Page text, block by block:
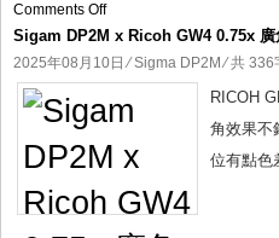
Comments Offon
Sigam
DP2M
x
Ricoh
GW4
0.75x
廣
Sigam DP2M x Ricoh GW4 0.75x 廣
2025年08月10日 ⁄Sigma DP2M ⁄ 共 336
RICOH
角效果不
位有點